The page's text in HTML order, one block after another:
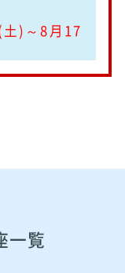
)～8月17
一覧